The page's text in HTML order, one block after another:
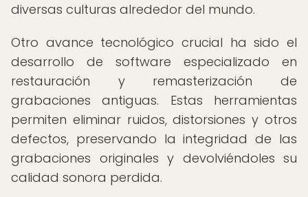
diversas culturas alrededor del mundo.
Otro avance tecnológico crucial ha sido el
desarrollo de software especializado en
restauración y remasterización de
grabaciones antiguas. Estas herramientas
permiten eliminar ruidos, distorsiones y otros
defectos, preservando la integridad de las
grabaciones originales y devolviéndoles su
calidad sonora perdida.